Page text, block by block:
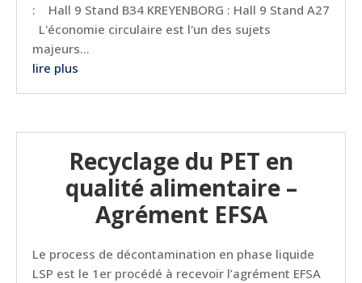
: Hall 9 Stand B34 KREYENBORG : Hall 9 Stand A27
L'économie circulaire est l'un des sujets
majeurs...
lire plus
Recyclage du PET en
qualité alimentaire –
Agrément EFSA
Le process de décontamination en phase liquide
LSP est le 1er procédé à recevoir l’agrément EFSA